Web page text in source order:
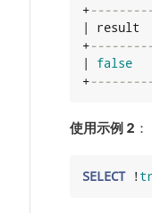
+
| result
+
| false
+
使用示例 2 ：
SELECT !